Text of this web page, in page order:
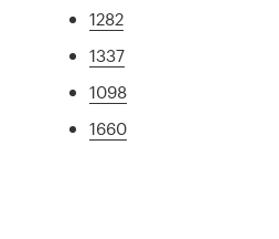
1282
1337
1098
1660